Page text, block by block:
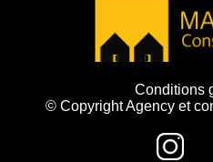
Conditions
© Copyright Agency et